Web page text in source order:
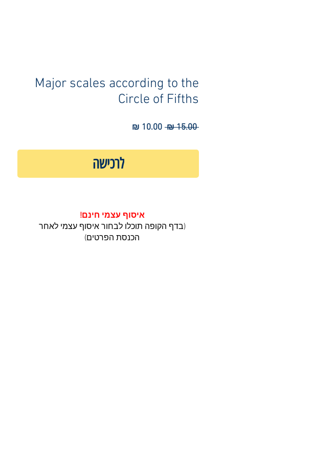
Major scales according to the
Circle of Fifths
‏15.00 ‏₪
מחיר
לרכישה
איסוף עצמי חינם!
(בדף הקופה תוכלו לבחור איסוף עצמי לאחר
הכנסת הפרטים)